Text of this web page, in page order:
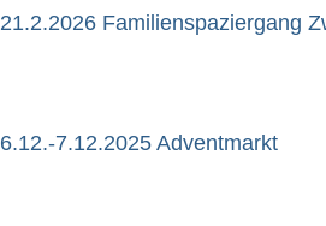
21.2.2026 Familienspaziergang
6.12.-7.12.2025 Adventmarkt